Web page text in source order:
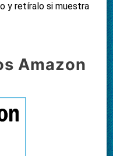
y retíralo si muestra
Amazon